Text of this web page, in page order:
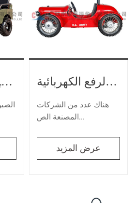
العثور على صفقات كبيرة على الصين أربعة ويلرز الصين مصنعي شاحنة الرفع الكهربائية
هناك عدد من الشركات
المصنعة الص...
عرض المزيد